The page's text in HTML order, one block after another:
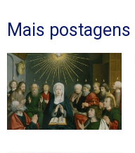
Mais postagens